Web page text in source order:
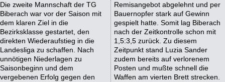
Die zweite Mannschaft der TG
Biberach war vor der Saison mit
dem klaren Ziel in die
Bezirksklasse gestartet, den
direkten Wiederaufstieg in die
Landesliga zu schaffen. Nach
unnötigen Niederlagen zu
Saisonbeginn und dem
vergebenen Erfolg gegen den
Remisangebot abgelehnt und per
Bauernopfer stark auf Gewinn
gespielt hatte. Somit lag Biberach
nach der Zeitkontrolle schon mit
1,5:3,5 zurück. Zu diesem
Zeitpunkt stand Luzia Sander
zudem bereits auf verlorenem
Posten und mußte schnell die
Waffen am vierten Brett strecken.